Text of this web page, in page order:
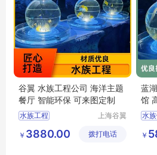
谷翼 水族工程公司 海洋主题
餐厅 智能环保 可来图定制
水族工程
水族工程建造
上海谷翼
有限公司
￥ 3880.00 拨打电话
蓝
馆
水
酒
￥